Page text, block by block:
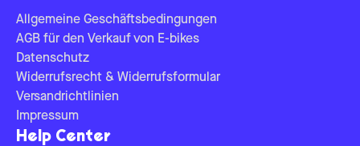
Allgemeine Geschäftsbedingungen
AGB für den Verkauf von E-bikes
Datenschutz
Widerrufsrecht & Widerrufsformular
Versandrichtlinien
Impressum
Help Center